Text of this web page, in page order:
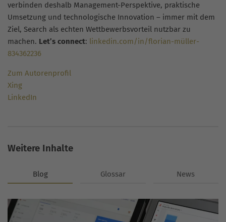
verbinden deshalb Management-Perspektive, praktische
Umsetzung und technologische Innovation – immer mit dem
Ziel, Search als echten Wettbewerbsvorteil nutzbar zu
machen. Let’s connect: linkedin.com/in/florian-müller-
834362236
Zum Autorenprofil
Xing
LinkedIn
Weitere Inhalte
Blog Glossar News